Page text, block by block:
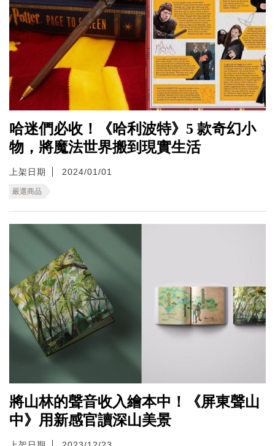
哈迷們必收！《哈利波特》5 款奇幻小
物，將魔法世界搬到現實生活
上架日期 2024/01/01
嚴選商品
將山林的聲音收入繪本中！《屏東聲山
中》用新感官讀深山美景